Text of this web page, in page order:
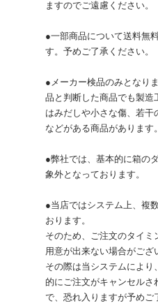
ますのでご遠慮ください。
●一部商品について送料無
す。予めご了承ください。
●メーカー検品のみとなり
品と判断した商品でも製造
はみだしや小さな傷、若
などがある商品があります。
●弊社では、基本的に箱の
象外となっております。
●当店ではシステム上、複
おります。
そのため、ご注文のタイ
用意が出来ない場合がござ
その際は当システムにより
的にご注文がキャンセルさ
で、恐れ入りますが予めご